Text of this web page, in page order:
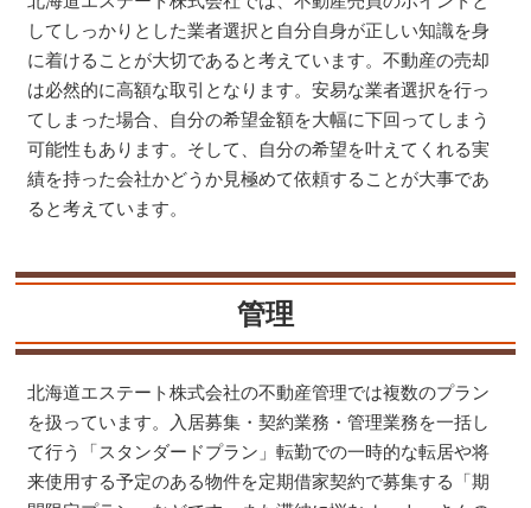
してしっかりとした業者選択と自分自身が正しい知識を身
に着けることが大切であると考えています。不動産の売却
は必然的に高額な取引となります。安易な業者選択を行っ
てしまった場合、自分の希望金額を大幅に下回ってしまう
可能性もあります。そして、自分の希望を叶えてくれる実
績を持った会社かどうか見極めて依頼することが大事であ
ると考えています。
管理
北海道エステート株式会社の不動産管理では複数のプラン
を扱っています。入居募集・契約業務・管理業務を一括し
て行う「スタンダードプラン」転勤での一時的な転居や将
来使用する予定のある物件を定期借家契約で募集する「期